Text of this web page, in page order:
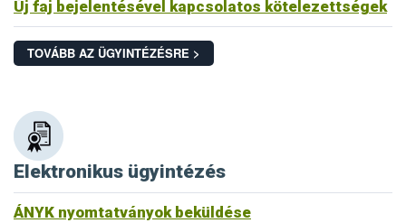
Új faj bejelentésével kapcsolatos kötelezettségek
TOVÁBB AZ ÜGYINTÉZÉSRE >
Elektronikus ügyintézés
ÁNYK nyomtatványok beküldése